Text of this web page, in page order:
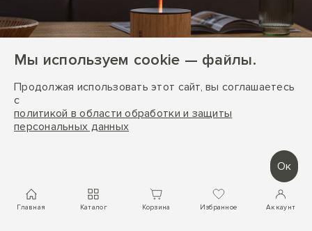
Эфирное масло в ассортименте
Оптимальный набор ароматов
Главная Каталог Корзина Избранное Аккаунт
Мы используем cookie — файлы.
Продолжая использовать этот сайт, вы соглашаетесь
с
политикой в области обработки и защиты
персональных данных
Ок